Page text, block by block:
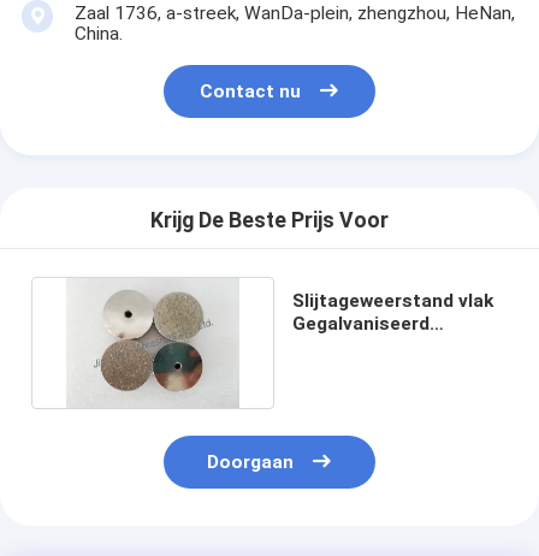
Zaal 1736, a-streek, WanDa-plein, zhengzhou, HeNan,
China.
Contact nu
Krijg De Beste Prijs Voor
Slijtageweerstand vlak
Gegalvaniseerd
Doorgaan